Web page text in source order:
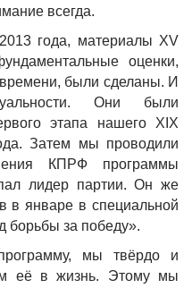
всегда.
года, материалы XV
оценки,
были сделаны. И
Они были
этапа нашего XIX
Затем мы проводили
КПРФ программы
лидер партии. Он же
в январе в специальной
борьбы за победу».
мы твёрдо и
её в жизнь. Этому мы